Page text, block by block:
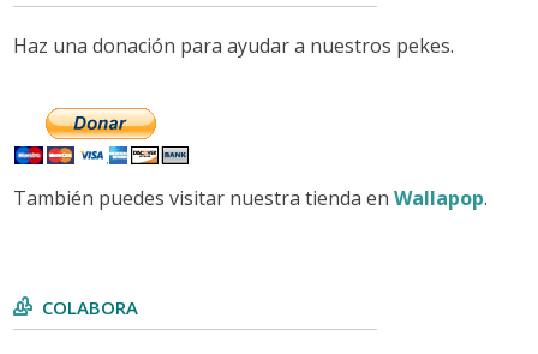
Haz una donación para ayudar a nuestros pekes.
También puedes visitar nuestra tienda enWallapop.
COLABORA